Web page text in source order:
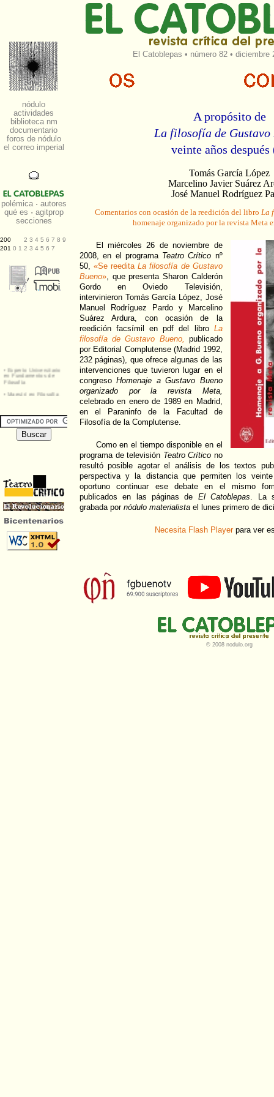
El Catoblepas • número 82• diciembre
A propósito de
La filosofía de Gustavo
veinte años después
Tomás García López
Marcelino Javier Suárez
José Manuel Rodríguez
Comentarios con ocasión de la reedición del libro La
homenaje organizado por la revista Meta
El miércoles 26 de noviembre de
2008, en el programa Teatro Crítico nº
50,«Se reeditaLa filosofía de Gustavo
Bueno», que presenta Sharon Calderón
Gordo en Oviedo Televisión,
intervinieron Tomás García López, José
Manuel Rodríguez Pardo y Marcelino
Suárez Ardura, con ocasión de la
reedición facsímil en pdf del libro La
filosofía de Gustavo Bueno, publicado
por Editorial Complutense (Madrid 1992,
232 páginas), que ofrece algunas de las
intervenciones que tuvieron lugar en el
congresoHomenaje a Gustavo Bueno
organizado por la revista Meta,
celebrado en enero de 1989 en Madrid,
en el Paraninfo de la Facultad de
Filosofía de la Complutense.
Como en el tiempo disponible en el
programa de televisión Teatro Crítico no
resultó posible agotar el análisis de los textos
perspectiva y la distancia que permiten los
oportuno continuar ese debate en el mismo
publicados en las páginas de El Catoblepas. La
grabada por nódulo materialista el lunes primero de
Necesita Flash Playerpara ver
© 2008 nodulo.org